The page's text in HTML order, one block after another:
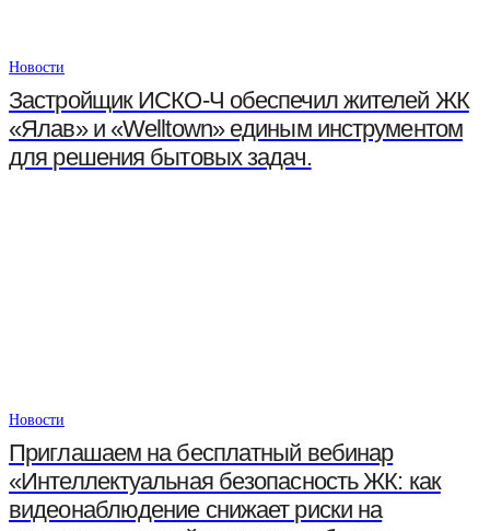
Новости
Застройщик ИСКО-Ч обеспечил жителей ЖК
«Ялав» и «Welltown» единым инструментом
для решения бытовых задач.
Новости
Приглашаем на бесплатный вебинар
«Интеллектуальная безопасность ЖК: как
видеонаблюдение снижает риски на